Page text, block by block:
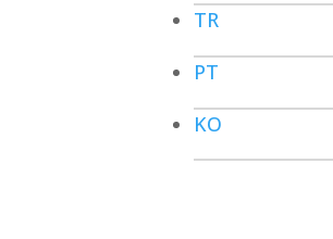
TR
PT
KO